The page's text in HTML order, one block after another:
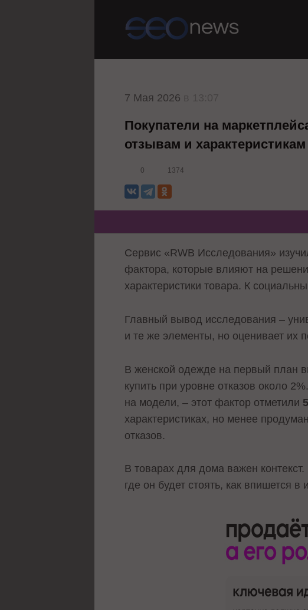
7 Мая 2026
Покупатели на
отзывам и характеристикам
0 1374
Сервис «RWB Исследования»
фактора, которые влияют на
характеристики товара. К
Главный вывод исследования –
и те же элементы, но оценивает их
В женской одежде на первый план
купить при уровне отказов около
на модели, – этот фактор отметили
характеристиках, но менее
отказов.
В товарах для дома важен
где он будет стоять, как впишется